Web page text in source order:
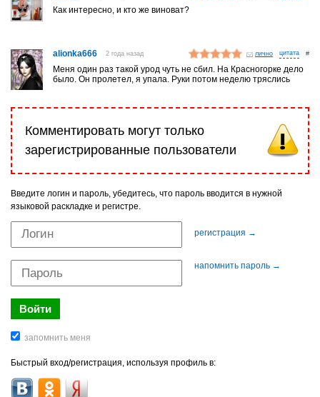
Как интересно, и кто же виноват?
alionka666 2 года назад лично #
Меня один раз такой урод чуть не сбил. На Красногорке дело
было. Он пролетел, я упала. Руки потом неделю тряслись
Комментировать могут только
зарегистрированные пользователи
Введите логин и пароль, убедитесь, что пароль вводится в нужной
языковой раскладке и регистре.
регистрация →
напомнить пароль →
Быстрый вход/регистрация, используя профиль в: